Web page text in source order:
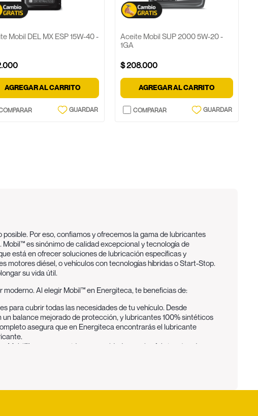
Mobil DEL MX ESP 15W-40 -
.000
AGREGAR AL CARRITO
Aceite Mobil SUP 2000 5W-20 -
1GA
$208.000
AGREGAR AL CARRITO
Por eso, confiamos y ofrecemos la gama de lubricantes
es sinónimo de calidad excepcional y tecnología de
está en ofrecer soluciones de lubricación específicas y
motores diésel, o vehículos con tecnologías híbridas o Start-Stop.
su vida útil.
Al elegir Mobil™ en Energiteca, te beneficias de:
para cubrir todas las necesidades de tu vehículo. Desde
balance mejorado de protección, y lubricantes 100% sintéticos
asegura que en Energiteca encontrarás el lubricante
Mobil™ son reconocidos y respaldados por los fabricantes de
para desarrollar lubricantes que cumplan e incluso
es un testimonio de la calidad superior y la confiabilidad de